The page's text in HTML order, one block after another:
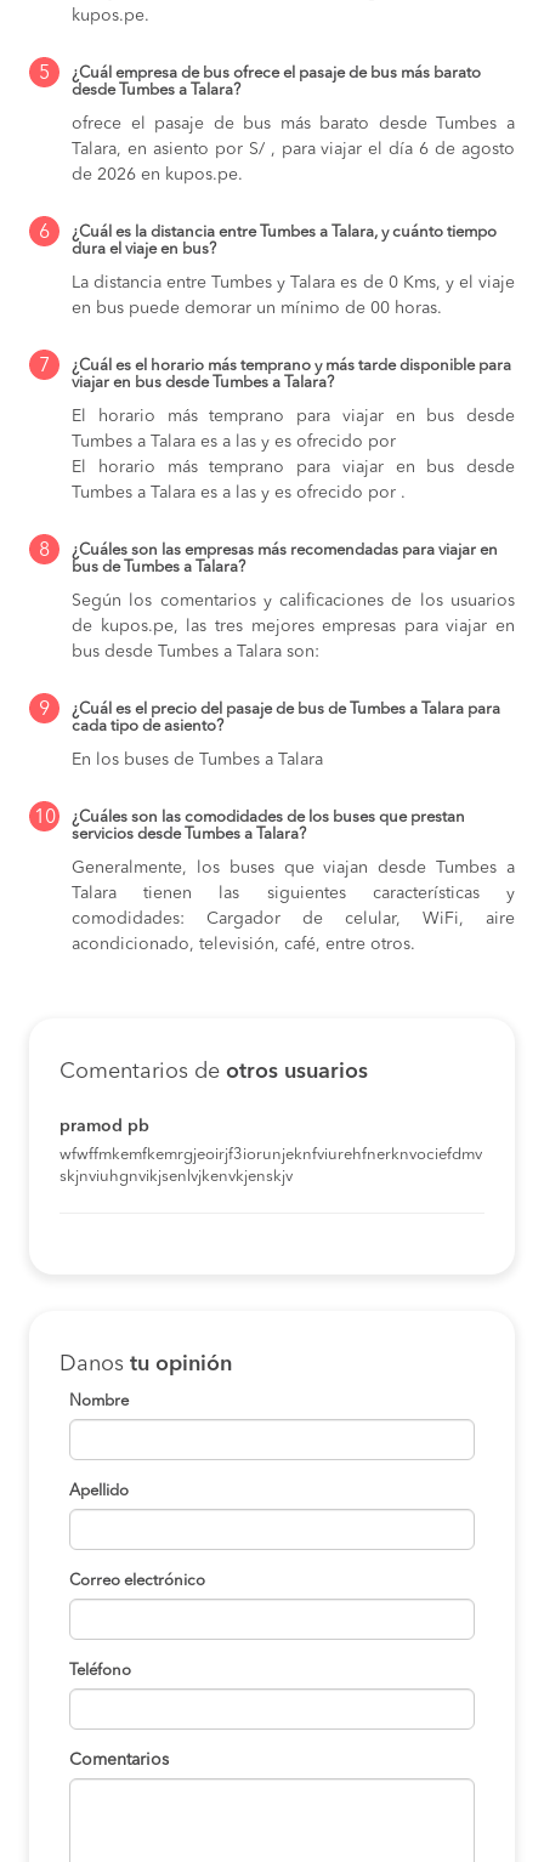
kupos.pe.
5
¿Cuál empresa de bus ofrece el pasaje de bus más barato
desde Tumbes a Talara?
ofrece el pasaje de bus más barato desde Tumbes a
Talara, en asiento por S/ , para viajar el día 6 de agosto
de 2026 en kupos.pe.
6
¿Cuál es la distancia entre Tumbes a Talara, y cuánto tiempo
dura el viaje en bus?
La distancia entre Tumbes y Talara es de 0 Kms, y el viaje
en bus puede demorar un mínimo de 00 horas.
7
¿Cuál es el horario más temprano y más tarde disponible para
viajar en bus desde Tumbes a Talara?
El horario más temprano para viajar en bus desde
Tumbes a Talara es a las y es ofrecido por
El horario más temprano para viajar en bus desde
Tumbes a Talara es a las y es ofrecido por .
8
¿Cuáles son las empresas más recomendadas para viajar en
bus de Tumbes a Talara?
Según los comentarios y calificaciones de los usuarios
de kupos.pe, las tres mejores empresas para viajar en
bus desde Tumbes a Talara son:
9
¿Cuál es el precio del pasaje de bus de Tumbes a Talara para
cada tipo de asiento?
En los buses de Tumbes a Talara
10
¿Cuáles son las comodidades de los buses que prestan
servicios desde Tumbes a Talara?
Generalmente, los buses que viajan desde Tumbes a
Talara tienen las siguientes características y
comodidades: Cargador de celular, WiFi, aire
acondicionado, televisión, café, entre otros.
Comentarios de otros usuarios
pramod pb
wfwffmkemfkemrgjeoirjf3iorunjeknfviurehfnerknvociefdmv
skjnviuhgnvikjsenlvjkenvkjenskjv
Danos tu opinión
Nombre
Apellido
Correo electrónico
Teléfono
Comentarios